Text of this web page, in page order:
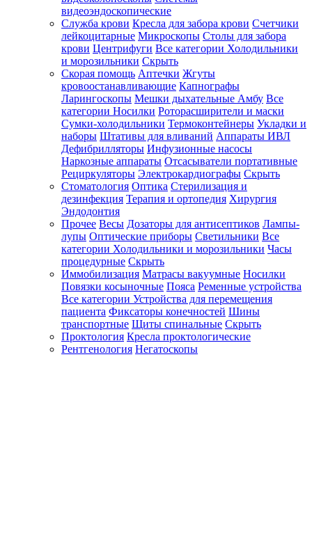
видеоэндоскопические
Служба крови Кресла для забора крови Счетчики
лейкоцитарные Микроскопы Столы для забора
крови Центрифуги Все категории Холодильники
и морозильники Скрыть
Скорая помощь Аптечки Жгуты
кровоостанавливающие Капнографы
Ларингоскопы Мешки дыхательные Амбу Все
категории Носилки Роторасширители и маски
Сумки-холодильники Термоконтейнеры Укладки и
наборы Штативы для вливаний Аппараты ИВЛ
Дефибрилляторы Инфузионные насосы
Наркозные аппараты Отсасыватели портативные
Рециркуляторы Электрокардиографы Скрыть
Стоматология Оптика Стерилизация и
дезинфекция Терапия и ортопедия Хирургия
Эндодонтия
Прочее Весы Дозаторы для антисептиков Лампы-
лупы Оптические приборы Светильники Все
категории Холодильники и морозильники Часы
процедурные Скрыть
Иммобилизация Матрасы вакуумные Носилки
Повязки косыночные Пояса Ременные устройства
Все категории Устройства для перемещения
пациента Фиксаторы конечностей Шины
транспортные Щиты спинальные Скрыть
Проктология Кресла проктологические
Рентгенология Негатоскопы